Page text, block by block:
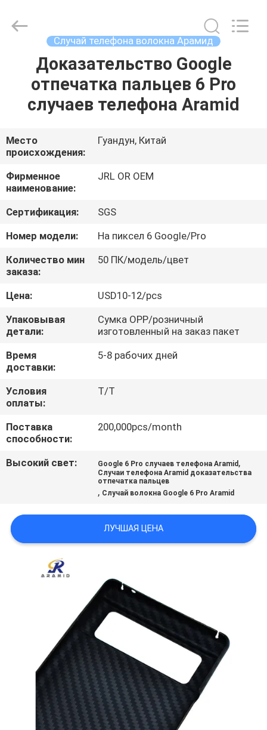
ДОМ
ТОВАРЫ
ВИДЕО
VR-
ШОУ
О
НАС
КОНТРОЛЬ
КАЧЕСТВА
СВЯЖИТЕСЬ
С
НАМИ
НОВОСТИ
СЛУЧАИ
КАРТА
САЙТА
Technology
Случай телефона волокна Арамид
Доказательство Google
отпечатка пальцев 6 Pro
случаев телефона Aramid
Место
происхождения:
Гуандун, Китай
Фирменное
наименование:
JRL OR OEM
Сертификация:
SGS
Номер модели:
На пиксел 6 Google/Pro
Количество мин
заказа:
50 ПК/модель/цвет
Цена:
USD10-12/pcs
Упаковывая
детали:
Сумка OPP/розничный
изготовленный на заказ пакет
Время
доставки:
5-8 рабочих дней
Условия
оплаты:
T/T
Поставка
способности:
200,000pcs/month
Высокий свет: Google 6 Pro случаев телефона Aramid ,
Случаи телефона Aramid доказательства
отпечатка пальцев
, Случай волокна Google 6 Pro Aramid
ЛУЧШАЯ ЦЕНА